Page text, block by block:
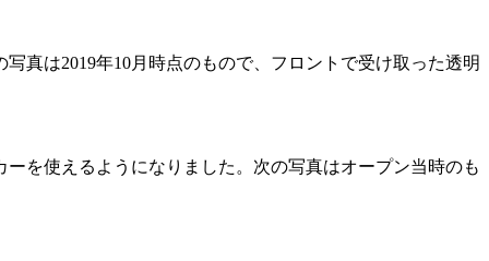
真は2019年10月時点のもので、フロントで受け取った透明
を使えるようになりました。次の写真はオープン当時のも